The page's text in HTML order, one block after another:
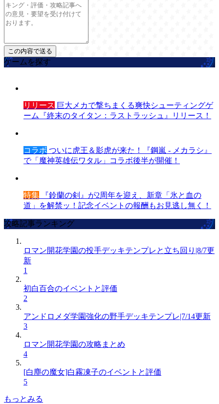
ゲームを探す
リリース 巨大メカで撃ちまくる爽快シューティングゲ
ーム『終末のタイタン：ラストラッシュ』リリース！
コラボ ついに虎王＆影虎が来た！『鋼嵐 - メカラシ』
で「魔神英雄伝ワタル」コラボ後半が開催！
特集 『鈴蘭の剣』が2周年を迎え、新章「氷と血の
道」を解禁ッ！記念イベントの報酬もお見逃し無く！
攻略記事ランキング
ロマン開花学園の投手デッキテンプレと立ち回り|8/7更
新
1
初白百合のイベントと評価
2
アンドロメダ学園強化の野手デッキテンプレ|7/14更新
3
ロマン開花学園の攻略まとめ
4
[白塵の魔女]白霧凍子のイベントと評価
5
もっとみる